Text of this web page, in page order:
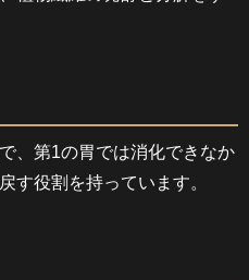
、第1の胃では消化できなか
す役割を持っています。